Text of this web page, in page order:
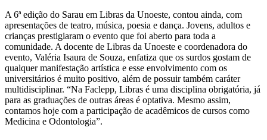
A 6ª edição do Sarau em Libras da Unoeste, contou ainda, com
apresentações de teatro, música, poesia e dança. Jovens, adultos e
crianças prestigiaram o evento que foi aberto para toda a
comunidade. A docente de Libras da Unoeste e coordenadora do
evento, Valéria Isaura de Souza, enfatiza que os surdos gostam de
qualquer manifestação artística e esse envolvimento com os
universitários é muito positivo, além de possuir também caráter
multidisciplinar. “Na Faclepp, Libras é uma disciplina obrigatória, já
para as graduações de outras áreas é optativa. Mesmo assim,
contamos hoje com a participação de acadêmicos de cursos como
Medicina e Odontologia”.